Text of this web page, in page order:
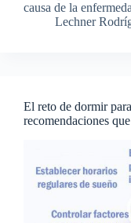
causa de la
Lechner
El reto de dormir
recomendaciones